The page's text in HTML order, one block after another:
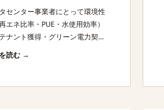
・PUE・水・廃熱の収益
センター事業者にとって環境性
エネ比率・PUE・水使用効率）
ナント獲得・グリーン電力契
補助金の観点で収益に直結する要
っている。何がどう価格化され
読む →